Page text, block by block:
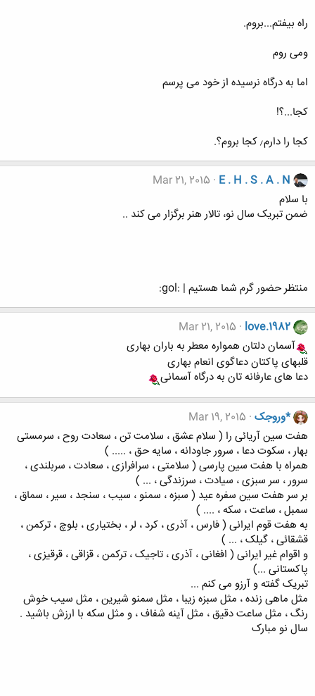
راه بیفتم...بروم.
ومی روم
اما به درگاه نرسیده از خود می پرسم
کجا...؟!
کجا را دارم٫ کجا بروم؟.
E . H . S . A . N
Mar 21, 2015
با سلام
ضمن تبریک سال نو، تالار هنر برگزار می کند ..
منتظر حضور گرم شما هستیم | :gol:
love.1982
Mar 21, 2015
آسمان دلتان همواره معطر به باران بهاری
قلبهای پاکتان دعاگوی انعام بهاری
دعا های عارفانه تان به درگاه آسمانی
*وروجک Mar 19, 2015
هفت سین آریائی را ( سلام عشق ، سلامت تن ، سعادت روح ، سرمستی
بهار ، سکوت دعا ، سرور جاودانه ، سایه حق ، ..... )
همراه با هفت سین پارسی ( سلامتی ، سرافرازی ، سعادت ، سربلندی ،
سرور ، سر سبزی ، سیادت ، سرزندگی ، ... )
بر سر هفت سین سفره عید ( سبزه ، سمنو ، سیب ، سنجد ، سیر ، سماق ،
سمبل ، ساعت ، سکه ، .... )
به هفت قوم ایرانی ( فارس ، آذری ، کرد ، لر ، بختیاری ، بلوچ ، ترکمن ،
قشقائی ، گیلک ، ... )
و اقوام غیر ایرانی ( افغانی ، آذری ، تاجیک ، ترکمن ، قزاقی ، قرقیزی ،
پاکستانی ...)
تبریک گفته و آرزو می کنم ...
مثل ماهی زنده ، مثل سبزه زیبا ، مثل سمنو شیرین ، مثل سیب خوش
رنگ ، مثل ساعت دقیق ، مثل آینه شفاف ، و مثل سکه با ارزش باشید .
سال نو مبارک